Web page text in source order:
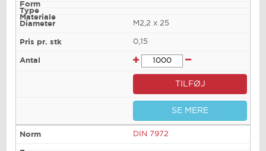
M2,2 x 25
0,15
TILFØJ
SE MERE
DIN 7972